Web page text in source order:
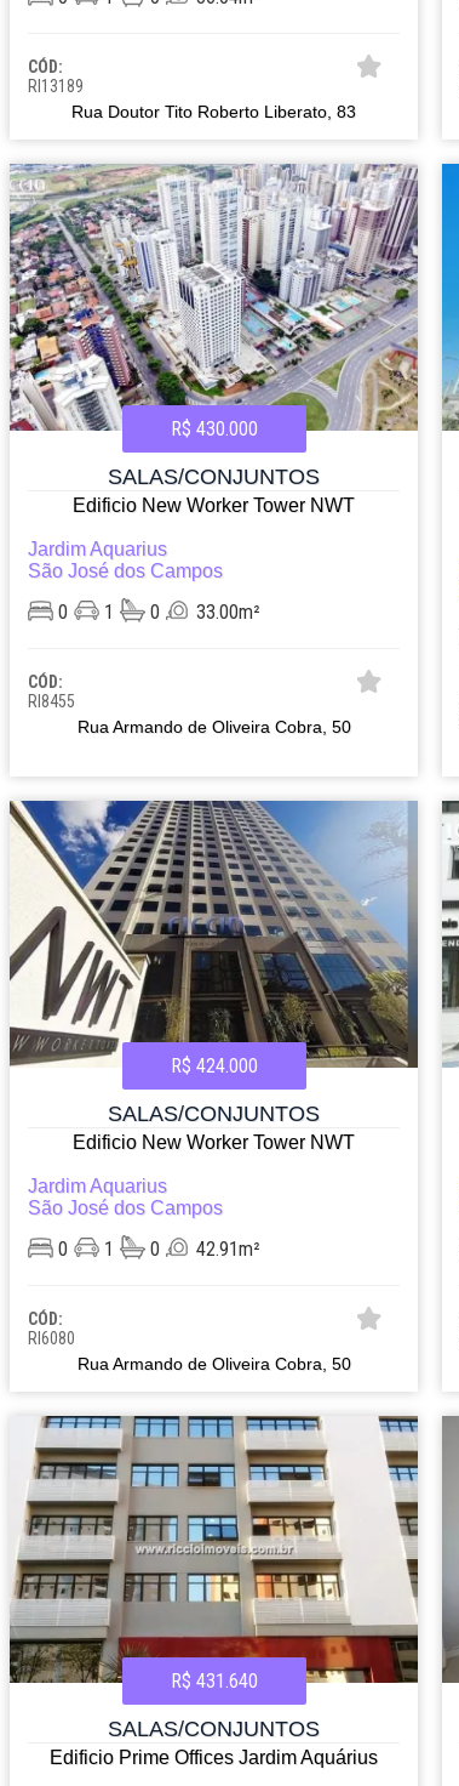
CÓD:
RI13189
Rua Doutor Tito Roberto Liberato, 83
R$ 430.000
SALAS/CONJUNTOS
Edificio New Worker Tower NWT
Jardim Aquarius
São José dos Campos
0 1 0 33.00m²
CÓD:
RI8455
Rua Armando de Oliveira Cobra, 50
R$ 424.000
SALAS/CONJUNTOS
Edificio New Worker Tower NWT
Jardim Aquarius
São José dos Campos
0 1 0 42.91m²
CÓD:
RI6080
Rua Armando de Oliveira Cobra, 50
R$ 431.640
SALAS/CONJUNTOS
Edificio Prime Offices Jardim Aquárius